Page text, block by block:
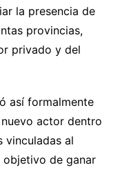
la presencia de
provincias,
privado y del
así formalmente
actor dentro
vinculadas al
de ganar